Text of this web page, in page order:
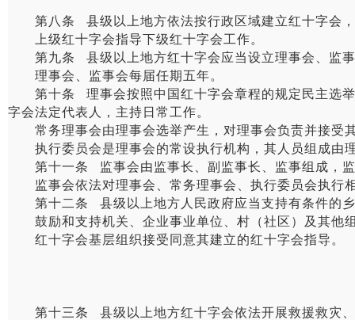
第八条 县级以上地方依法按行政区域建立红十字会，
上级红十字会指导下级红十字会工作。
第九条 县级以上地方红十字会应当设立理事会、监事
理事会、监事会每届任期五年。
第十条 理事会按照中国红十字会章程的规定民主选举
字会法定代表人，主持日常工作。
常务理事会由理事会选举产生，对理事会负责并接受
执行委员会是理事会的常设执行机构，其人员组成由
第十一条 监事会由监事长、副监事长、监事组成，监
监事会依法对理事会、常务理事会、执行委员会执行
第十二条 县级以上地方人民政府应当支持有条件的乡
鼓励和支持机关、企业事业单位、村（社区）及其他
红十字会基层组织接受同意其建立的红十字会指导。
第十三条 县级以上地方红十字会依法开展救援救灾、